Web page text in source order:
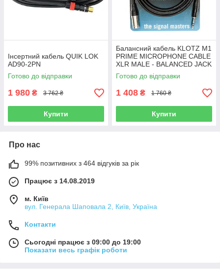
Інсертний кабель QUIK LOK
AD90-2PN
Готово до відправки
1 980 ₴ 3 762 ₴
Купити
Балансний кабель KLOTZ M1
PRIME MICROPHONE CABLE
XLR MALE - BALANCED JACK
5 M
Готово до відправки
1 408 ₴ 1 760 ₴
Купити
Про нас
99% позитивних з 464 відгуків за рік
Працює з 14.08.2019
м. Київ
вул. Генерала Шаповала 2, Київ, Україна
Контакти
Сьогодні працює з 09:00 до 19:00
Показати весь графік роботи